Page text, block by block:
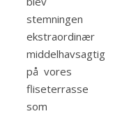
stemningen
ekstraordinær
middelhavsagtig
på vores
fliseterrasse
som